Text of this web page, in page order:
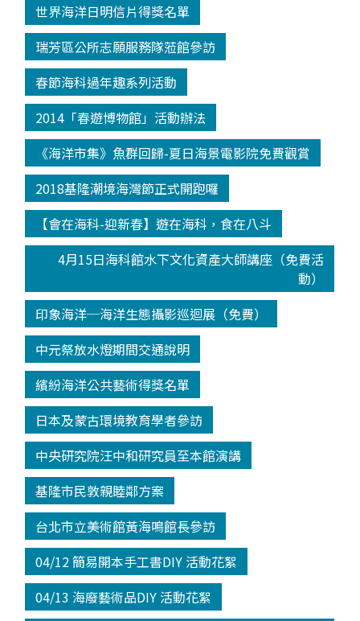
世界海洋日明信片得獎名單
瑞芳區公所志願服務隊蒞館參訪
春節海科過年趣系列活動
2014「春遊博物館」活動辦法
《海洋市集》魚群回歸-夏日海景電影院免費觀賞
2018基隆潮境海灣節正式開跑囉
【會在海科-迎新春】遊在海科，食在八斗
4月15日海科館水下文化資產大師講座（免費活
動）
印象海洋─海洋生態攝影巡迴展（免費）
中元祭放水燈期間交通說明
繽紛海洋公共藝術得獎名單
日本及蒙古環境教育學者參訪
中央研究院汪中和研究員至本館演講
基隆市民敦親睦鄰方案
台北市立美術館黃海鳴館長參訪
04/12 簡易開本手工書DIY 活動花絮
04/13 海廢藝術品DIY 活動花絮